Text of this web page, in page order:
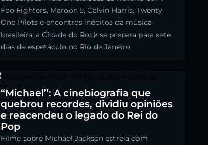
Foo Fighters, Maroon 5, Calvin Harris, Twenty
One Pilots e encontros inéditos da música
brasileira, a Cidade do Rock se prepara para sete
dias de espetáculo no Rio de Janeiro
“Michael”: A cinebiografia que
quebrou recordes, dividiu opiniões
e reacendeu o legado do Rei do
Pop
Filme sobre Michael Jackson estreia com